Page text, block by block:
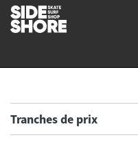
Tranches de prix